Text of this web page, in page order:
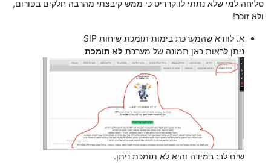
סליחה למי שלא נתתי לו קרדיט כי ממש קיבצתי מהרבה חלקים בפורום,
ולא זוכר!
א. לוודא שהמערכת בימות תומכת שיחות SIP
ניתן לראות כאן תמונה של מערכת לא תומכת
שים לב: במידה והיא לא תומכת ניתן.